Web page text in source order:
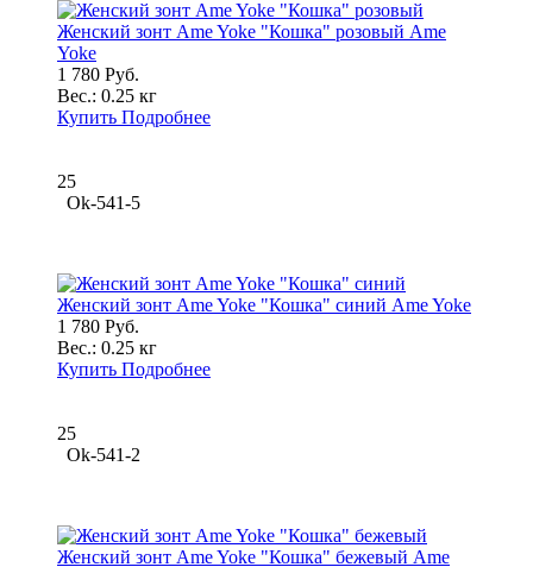
Женский зонт Ame Yoke "Кошка" розовый Ame
Yoke
1 780 Руб.
Вес.: 0.25 кг
Купить Подробнее
25
Ok-541-5
Женский зонт Ame Yoke "Кошка" синий Ame Yoke
1 780 Руб.
Вес.: 0.25 кг
Купить Подробнее
25
Ok-541-2
Женский зонт Ame Yoke "Кошка" бежевый Ame